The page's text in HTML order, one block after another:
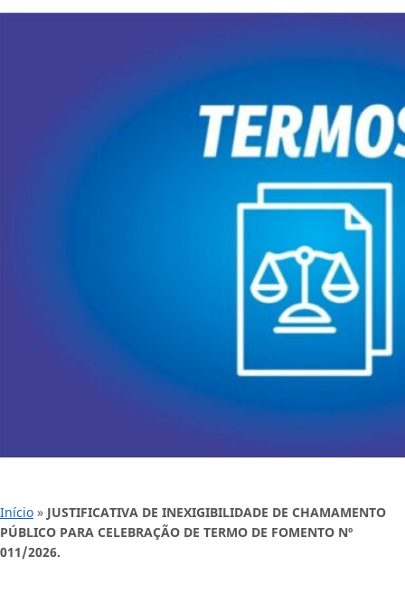
Início » JUSTIFICATIVA DE INEXIGIBILIDADE DE CHAMAMENTO
PÚBLICO PARA CELEBRAÇÃO DE TERMO DE FOMENTO Nº
011/2026.